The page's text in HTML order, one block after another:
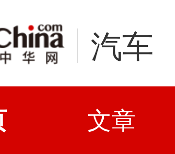
汽车
文章